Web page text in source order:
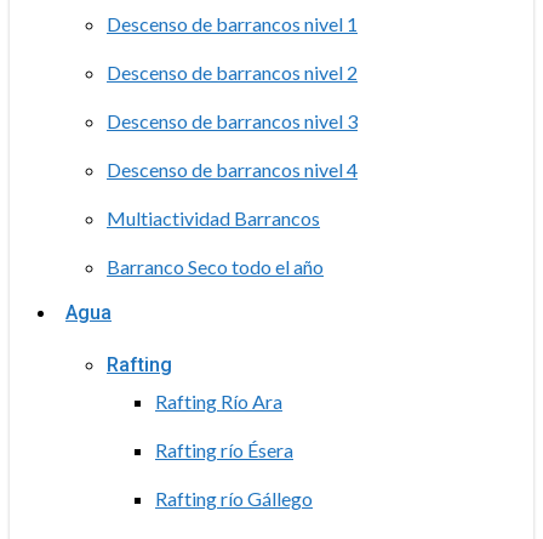
Descenso de barrancos nivel 1
Descenso de barrancos nivel 2
Descenso de barrancos nivel 3
Descenso de barrancos nivel 4
Multiactividad Barrancos
Barranco Seco todo el año
Agua
Rafting
Rafting Río Ara
Rafting río Ésera
Rafting río Gállego